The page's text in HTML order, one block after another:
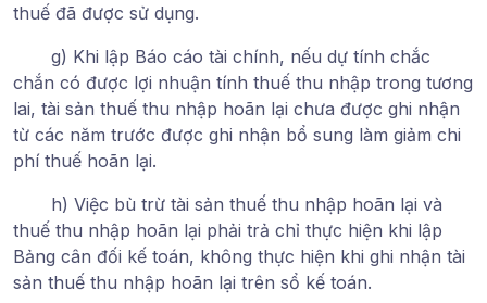
thuế đã được sử dụng.
g) Khi lập Báo cáo tài chính, nếu dự tính chắc
chắn có được lợi nhuận tính thuế thu nhập trong tương
lai, tài sản thuế thu nhập hoãn lại chưa được ghi nhận
từ các năm trước được ghi nhận bổ sung làm giảm chi
phí thuế hoãn lại.
h) Việc bù trừ tài sản thuế thu nhập hoãn lại và
thuế thu nhập hoãn lại phải trả chỉ thực hiện khi lập
Bảng cân đối kế toán, không thực hiện khi ghi nhận tài
sản thuế thu nhập hoãn lại trên sổ kế toán.